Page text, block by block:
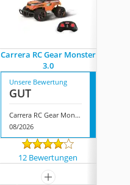
Carrera RC Gear Monster
3.0
Unsere Bewertung
GUT
Carrera RC Gear Monster 3.0
08/2026
12 Bewertungen
mehr anzeigen